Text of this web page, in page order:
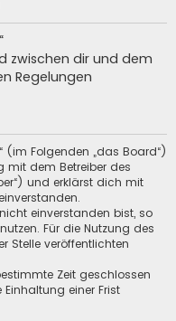
zwischen dir und dem
Regelungen
(im Folgenden „das Board“)
mit dem Betreiber des
und erklärst dich mit
einverstanden bist, so
Für die Nutzung des
Stelle veröffentlichten
Zeit geschlossen
einer Frist